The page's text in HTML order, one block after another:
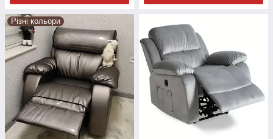
Різні кольори